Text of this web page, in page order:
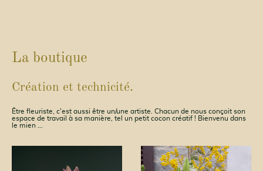
La boutique
Création et technicité.
Être fleuriste, c'est aussi être un/une artiste. Chacun de nous conçoit son
espace de travail à sa manière, tel un petit cocon créatif ! Bienvenu dans
le mien ...